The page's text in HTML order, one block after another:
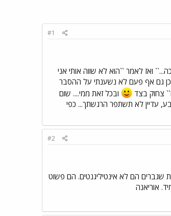
#1
ואז לאמר ``הוא לא שווה אותי אני
לכן גם אף פעם לא נשענתי על ההסבר
צחוק בצד
ובכל זאת ממי.... שום
עדיין לא תשתפר הרגשתך... כפי
#2
שגברים הם לא אינטיליגנטים. הם פשוט
אוריאנה